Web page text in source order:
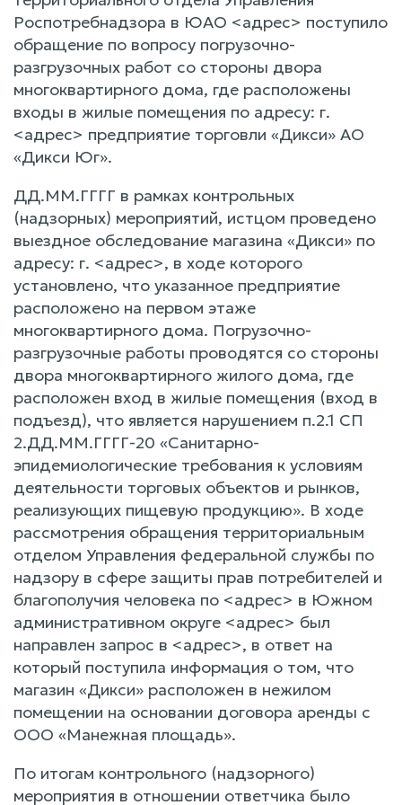
Роспотребнадзора в ЮАО <адрес> поступило
обращение по вопросу погрузочно-
разгрузочных работ со стороны двора
многоквартирного дома, где расположены
входы в жилые помещения по адресу: г.
<адрес> предприятие торговли «Дикси» АО
«Дикси Юг».
ДД.ММ.ГГГГ в рамках контрольных
(надзорных) мероприятий, истцом проведено
выездное обследование магазина «Дикси» по
адресу: г. <адрес>, в ходе которого
установлено, что указанное предприятие
расположено на первом этаже
многоквартирного дома. Погрузочно-
разгрузочные работы проводятся со стороны
двора многоквартирного жилого дома, где
расположен вход в жилые помещения (вход в
подъезд), что является нарушением п.2.1 СП
2.ДД.ММ.ГГГГ-20 «Санитарно-
эпидемиологические требования к условиям
деятельности торговых объектов и рынков,
реализующих пищевую продукцию». В ходе
рассмотрения обращения территориальным
отделом Управления федеральной службы по
надзору в сфере защиты прав потребителей и
благополучия человека по <адрес> в Южном
административном округе <адрес> был
направлен запрос в <адрес>, в ответ на
который поступила информация о том, что
магазин «Дикси» расположен в нежилом
помещении на основании договора аренды с
ООО «Манежная площадь».
По итогам контрольного (надзорного)
мероприятия в отношении ответчика было